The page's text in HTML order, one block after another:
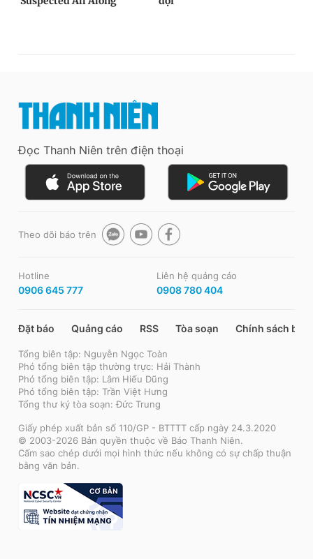
Đọc Thanh Niên trên điện thoại
Theo dõi báo trên
Hotline
0906 645 777
Liên hệ quảng cáo
0908 780 404
Đặt báo Quảng cáo RSS Tòa soạn Chính sách bảo
Tổng biên tập: Nguyễn Ngọc Toàn
Phó tổng biên tập thường trực: Hải Thành
Phó tổng biên tập: Lâm Hiếu Dũng
Phó tổng biên tập: Trần Việt Hưng
Tổng thư ký tòa soạn: Đức Trung
Giấy phép xuất bản số 110/GP - BTTTT cấp ngày 24.3.2020
© 2003-2026 Bản quyền thuộc về Báo Thanh Niên.
Cấm sao chép dưới mọi hình thức nếu không có sự chấp thuận
bằng văn bản.